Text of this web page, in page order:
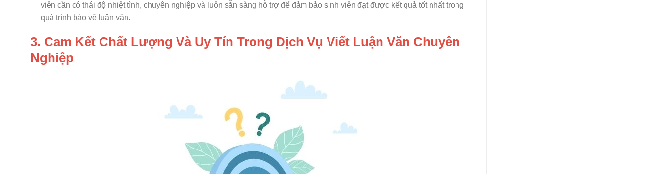
viên cần có thái độ nhiệt tình, chuyên nghiệp và luôn sẵn sàng hỗ trợ để đảm bảo sinh viên đạt được kết quả tốt nhất trong
quá trình bảo vệ luận văn.
3. Cam Kết Chất Lượng Và Uy Tín Trong Dịch Vụ Viết Luận Văn Chuyên
Nghiệp